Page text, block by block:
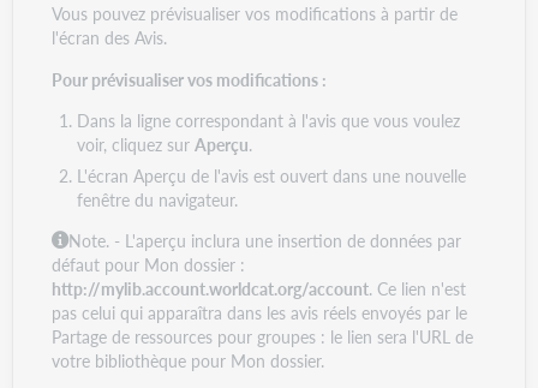
Vous pouvez prévisualiser vos modifications à partir de
l'écran des Avis.
Pour prévisualiser vos modifications :
Dans la ligne correspondant à l'avis que vous voulez
voir, cliquez sur Aperçu.
L'écran Aperçu de l'avis est ouvert dans une nouvelle
fenêtre du navigateur.
Note. - L'aperçu inclura une insertion de données par
défaut pour Mon dossier :
http://mylib.account.worldcat.org/account. Ce lien n'est
pas celui qui apparaîtra dans les avis réels envoyés par le
Partage de ressources pour groupes : le lien sera l'URL de
votre bibliothèque pour Mon dossier.